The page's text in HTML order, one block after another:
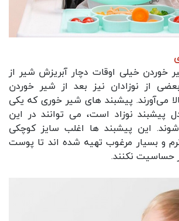
خوردن خیلی اوقات دچار آبریزش شیر از
از نوزادان نیز بعد از شیر خوردن
می‌آورند. پیشبند های شیر خوری که یکی
پیشبند نوزاد است، می‌ توانند در این
این پیشبند ها اغلب سایز کوچکی
و بسیار مرغوب تهیه شده‌ اند تا پوست
حساسیت نکنند.